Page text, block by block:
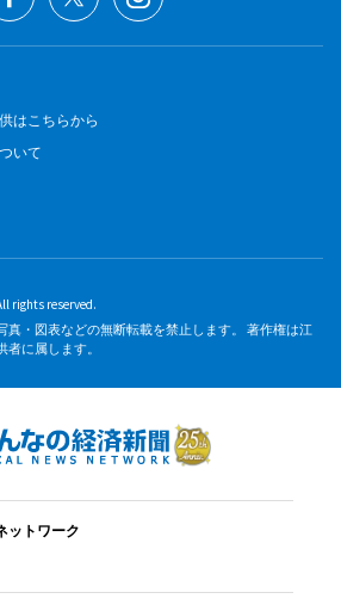
はこちらから
いて
rights reserved.
真・図表などの無断転載を禁止します。 著作権は江
に属します。
ットワーク